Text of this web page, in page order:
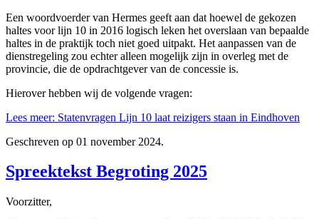
Een woordvoerder van Hermes geeft aan dat hoewel de gekozen
haltes voor lijn 10 in 2016 logisch leken het overslaan van bepaalde
haltes in de praktijk toch niet goed uitpakt. Het aanpassen van de
dienstregeling zou echter alleen mogelijk zijn in overleg met de
provincie, die de opdrachtgever van de concessie is.
Hierover hebben wij de volgende vragen:
Lees meer: Statenvragen Lijn 10 laat reizigers staan in Eindhoven
Geschreven op 01 november 2024.
Spreektekst Begroting 2025
Voorzitter,